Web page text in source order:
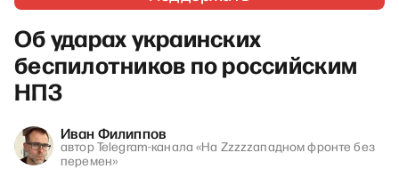
Об ударах украинских
беспилотников по российским
НПЗ
Иван Филиппов
автор Telegram-канала «На Zzzzzападном фронте без
перемен»